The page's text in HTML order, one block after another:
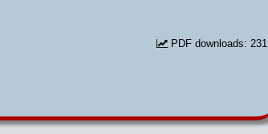
PDF downloads: 231